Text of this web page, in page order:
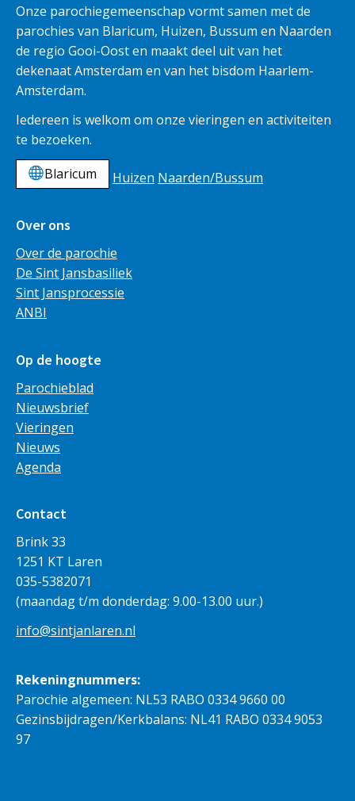
Onze parochiegemeenschap vormt samen met de
parochies van Blaricum, Huizen, Bussum en Naarden
de regio Gooi-Oost en maakt deel uit van het
dekenaat Amsterdam en van het bisdom Haarlem-
Amsterdam.
Iedereen is welkom om onze vieringen en activiteiten
te bezoeken.
Blaricum
Huizen Naarden/Bussum
Over ons
Over de parochie
De Sint Jansbasiliek
Sint Jansprocessie
ANBI
Op de hoogte
Parochieblad
Nieuwsbrief
Vieringen
Nieuws
Agenda
Contact
Brink 33
1251 KT Laren
035-5382071
(maandag t/m donderdag: 9.00-13.00 uur.)
info@sintjanlaren.nl
Rekeningnummers:
Parochie algemeen: NL53 RABO 0334 9660 00
Gezinsbijdragen/Kerkbalans: NL41 RABO 0334 9053
97